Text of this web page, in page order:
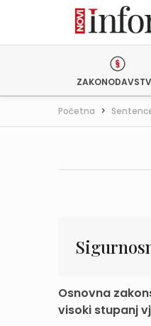
Početna >
Osnovna
visoki stupanj